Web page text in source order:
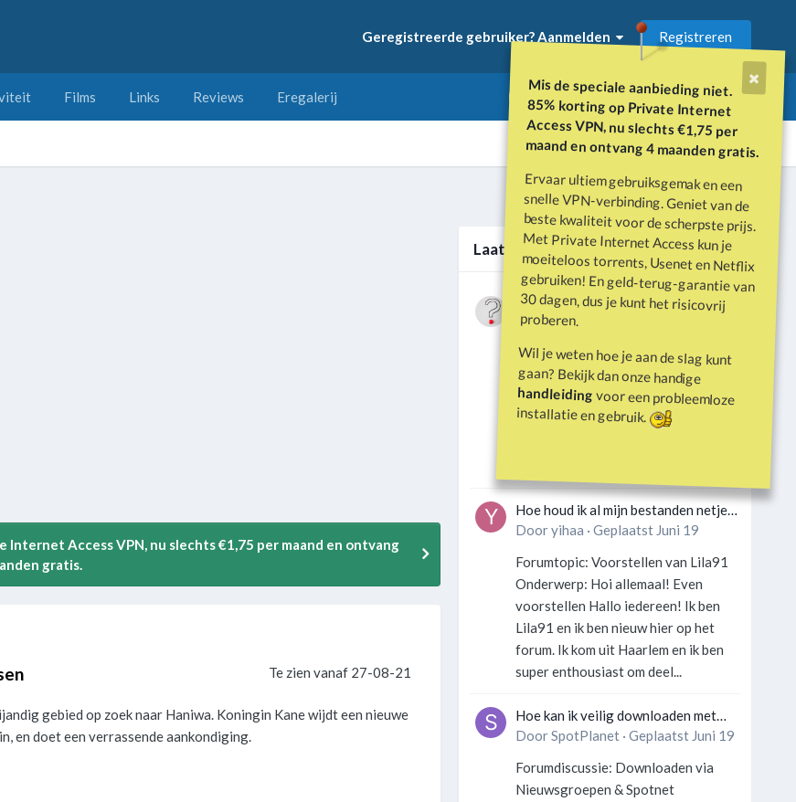
Mis de speciale aanbieding niet.
85% korting op Private Internet
Access VPN, nu slechts €1,75 per
maand en ontvang 4 maanden gratis.
Ervaar ultiem gebruiksgemak en een
snelle VPN-verbinding. Geniet van de
beste kwaliteit voor de scherpste prijs.
Met Private Internet Access kun je
moeiteloos torrents, Usenet en Netflix
gebruiken! En geld-terug-garantie van
30 dagen, dus je kunt het risicovrij
proberen.
Wil je weten hoe je aan de slag kunt
gaan? Bekijk dan onze handige
handleidingvoor een probleemloze
installatie en gebruik.
Geregistreerde gebruiker? Aanmelden Registreren
Films Links Reviews Eregalerij
Alle activiteit
Access VPN, nu slechts €1,75 per maand en ontvang
gratis.
Te zien vanaf 27-08-21
gebied op zoek naar Haniwa. Koningin Kane wijdt een nieuwe
en doet een verrassende aankondiging.
Laatste berichten
Wat is er gebeurd met Davey Hearn
en de vandalisatie van het
Washington Reflecting Pool?
DoorVraagbaak
Forumdiscussie: Davey Hearn:
Former Olympian Denies Vandalising
Washington Reflecting Pool
Gebruiker: SportFan123 Hey
Hoe houd ik al mijn bestanden netjes
georganiseerd zonder gek te
Dooryihaa · Geplaatst Juni 19
Forumtopic: Voorstellen van Lila91
Onderwerp: Hoi allemaal! Even
voorstellen Hallo iedereen! Ik ben
Lila91 en ik ben nieuw hier op het
forum. Ik kom uit Haarlem en ik ben
super enthousiast om deel...
Hoe kan ik veilig downloaden met
een VPN zonder technische kennis?
DoorSpotPlanet· Geplaatst Juni 19
Forumdiscussie: Downloaden via
Nieuwsgroepen & Spotnet